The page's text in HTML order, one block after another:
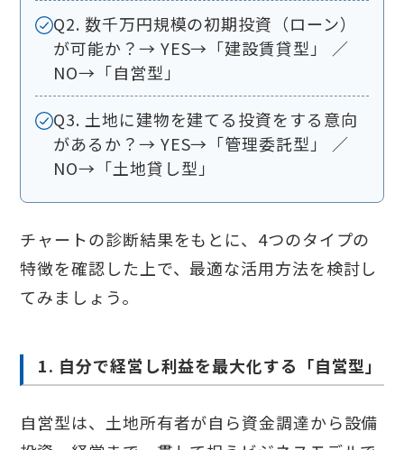
Q2. 数千万円規模の初期投資（ローン）
が可能か？→ YES→「建設賃貸型」 ／
NO→「自営型」
Q3. 土地に建物を建てる投資をする意向
があるか？→ YES→「管理委託型」 ／
NO→「土地貸し型」
チャートの診断結果をもとに、4つのタイプの
特徴を確認した上で、最適な活用方法を検討し
てみましょう。
1. 自分で経営し利益を最大化する「自営型」
自営型は、土地所有者が自ら資金調達から設備